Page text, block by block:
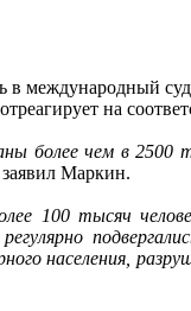
в международный
на
более чем в
Маркин.
100 тысяч
населения,